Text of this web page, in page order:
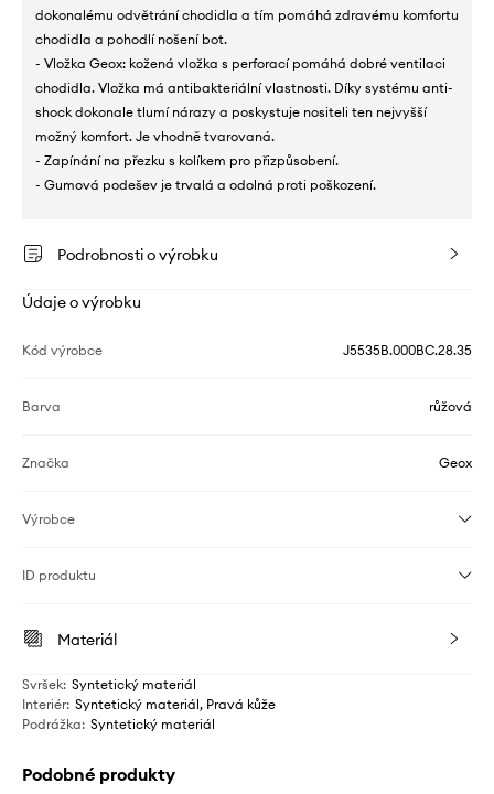
dokonalému odvětrání chodidla a tím pomáhá zdravému komfortu
chodidla a pohodlí nošení bot.
- Vložka Geox: kožená vložka s perforací pomáhá dobré ventilaci
chodidla. Vložka má antibakteriální vlastnosti. Díky systému anti-
shock dokonale tlumí nárazy a poskystuje nositeli ten nejvyšší
možný komfort. Je vhodně tvarovaná.
- Zapínání na přezku s kolíkem pro přizpůsobení.
- Gumová podešev je trvalá a odolná proti poškození.
Podrobnosti o výrobku
Údaje o výrobku
Kód výrobce J5535B.000BC.28.35
Barva růžová
Značka Geox
Výrobce
ID produktu
Materiál
Svršek: Syntetický materiál
Interiér: Syntetický materiál, Pravá kůže
Podrážka: Syntetický materiál
Podobné produkty